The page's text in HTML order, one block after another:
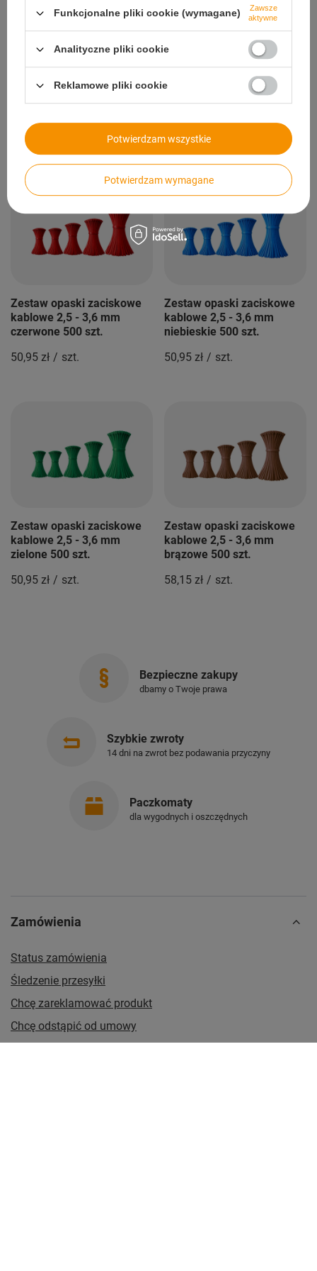
/ szt.
99,90 zł
+ Dodaj do porównania
1 2 3
Polecamy
Zobacz wszystko
Zestaw opaski zaciskowe
kablowe 2,5 - 3,6 mm
czerwone 500 szt.
50,95 zł / szt.
Zestaw opaski zaciskowe
kablowe 2,5 - 3,6 mm
niebieskie 500 szt.
50,95 zł / szt.
Zestaw opaski zaciskowe
kablowe 2,5 - 3,6 mm
zielone 500 szt.
50,95 zł / szt.
Zestaw opaski zaciskowe
kablowe 2,5 - 3,6 mm
brązowe 500 szt.
58,15 zł / szt.
Bezpieczne zakupy
dbamy o Twoje prawa
Szybkie zwroty
14 dni na zwrot bez podawania przyczyny
Paczkomaty
dla wygodnych i oszczędnych
Zamówienia
Status zamówienia
Śledzenie przesyłki
Chcę zareklamować produkt
Chcę odstąpić od umowy
Funkcjonalne pliki cookie (wymagane)
Zawsze
aktywne
Analityczne pliki cookie
Reklamowe pliki cookie
Potwierdzam wymagane
Potwierdzam wszystkie